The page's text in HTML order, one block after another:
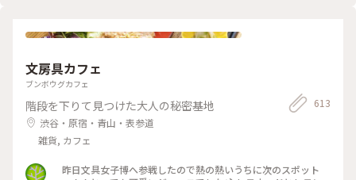
文房具カフェ
ブンボウグカフェ
階段を下りて見つけた大人の秘密基地
渋谷・原宿・青山・表参道
雑貨, カフェ
613
昨日文具女子博へ参戦したので熱の熱いうちに次のスポット